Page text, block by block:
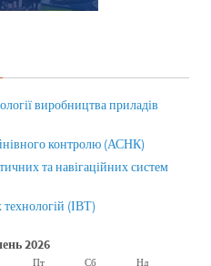
виробництва приладів
контролю (АСНК)
та навігаційних систем
(ІВТ)
2026
Пт Сб Нд